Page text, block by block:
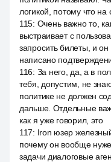
логикой, потому что
115: Очень важно то,
выстраивает с
запросить билеты, и
написано
116: За него, да, а в
тебя, допустим, не
политике не должен
дальше. Отдельные
как я уже говорил, это
117: Iron юзер
почему он вообще
задачи диалоговые